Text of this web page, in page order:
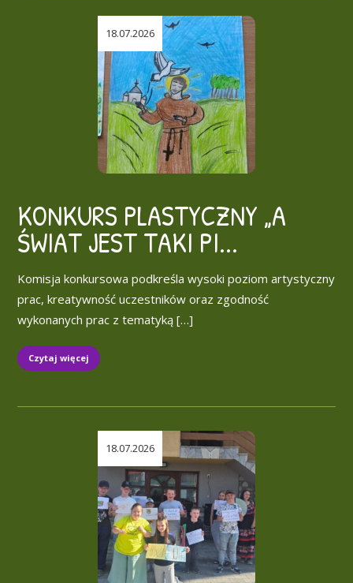
18.07.2026
KONKURS PLASTYCZNY „A
ŚWIAT JEST TAKI PI...
Komisja konkursowa podkreśla wysoki poziom artystyczny
prac, kreatywność uczestników oraz zgodność
wykonanych prac z tematyką […]
Czytaj więcej
18.07.2026